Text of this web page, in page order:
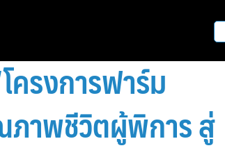
รงการฟาร์ม
ภาพชีวิตผู้พิการ สู่